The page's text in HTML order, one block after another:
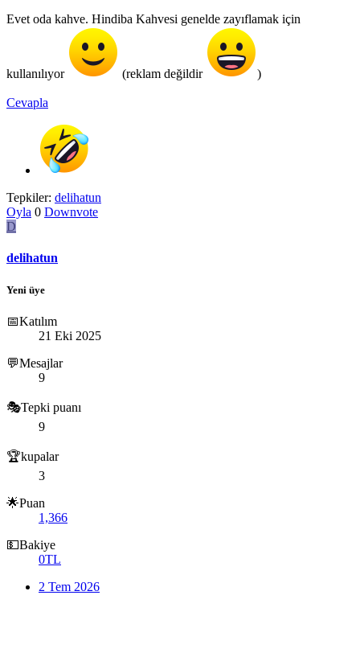
Evet oda kahve. Hindiba Kahvesi genelde zayıflamak için
kullanılıyor (reklam değildir )
Cevapla
Tepkiler: delihatun
Oyla 0 Downvote
D
delihatun
Yeni üye
📅Katılım
21 Eki 2025
💬Mesajlar
9
🎭Tepki puanı
9
🏆kupalar
3
🌟Puan
1,366
💵Bakiye
0TL
2 Tem 2026